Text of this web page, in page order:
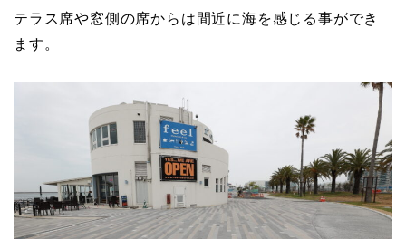
テラス席や窓側の席からは間近に海を感じる事ができ
ます。